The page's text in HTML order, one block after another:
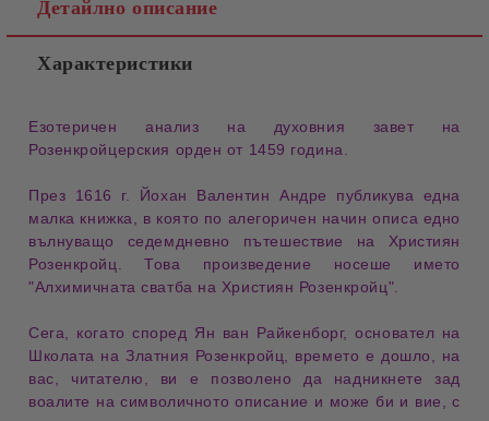
Детайлно описание
Характеристики
Езотеричен анализ на духовния завет на
Розенкройцерския орден от 1459 година.
През 1616 г. Йохан Валентин Андре публикува една
малка книжка, в която по алегоричен начин описа едно
вълнуващо седемдневно пътешествие на Християн
Розенкройц
. Това произведение носеше името
"Алхимичната сватба на Християн Розенкройц".
Сега, когато според Ян ван Райкенборг, основател на
Школата на Златния Розенкройц , времето е дошло, на
вас, читателю, ви е позволено да надникнете зад
воалите на символичното описание и може би и вие, с